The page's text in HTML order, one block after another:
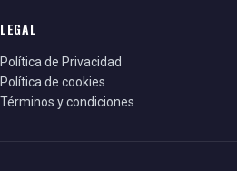
LEGAL
Política de Privacidad
Política de cookies
Términos y condiciones